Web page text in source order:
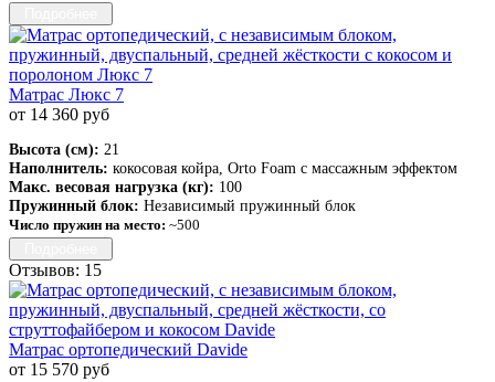
Матрас Люкс 7
от 14 360 руб
Высота (см): 21
Наполнитель: кокосовая койра, Orto Foam с массажным эффектом
Макс. весовая нагрузка (кг): 100
Пружинный блок: Независимый пружинный блок
Число пружин на место: ~500
Отзывов: 15
Матрас ортопедический Davide
от 15 570 руб